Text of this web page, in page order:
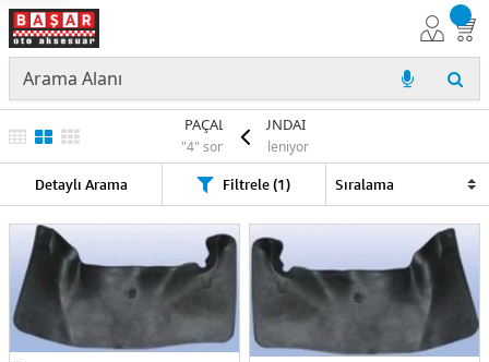
PAÇALIK HYUNDAI
"4" sonuç listeleniyor
Detaylı Arama Filtrele (1)